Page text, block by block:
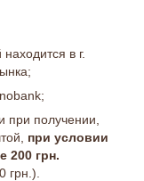
в г.
получении,
при условии
200 грн.
грн.).